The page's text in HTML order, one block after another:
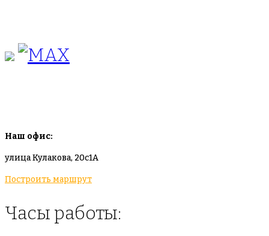
Наш офис:
улица Кулакова, 20с1А
Построить маршрут
Часы работы: